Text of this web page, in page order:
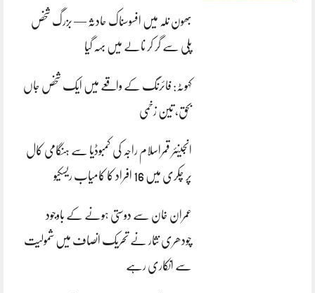
بھون نلہ میں افسوسناک حادثہ — بزرگ شخص
پلی سے گر کر نالے میں بہہ گیا
کہوٹہ: فائرنگ کے واقعے میں ایک شخص جاں
بحق، تین زخمی
انجینئر قمراسلام راجہ کی کمبوڈیا سے ہنگامی کال
پر چکری میں 16 افراد کا کامیاب ریسکیو
عمران خان سے دوستی ہونے کے باوجود
چودھری نثار نے تحریک انصاف میں شمولیت
سے انکاری رہے